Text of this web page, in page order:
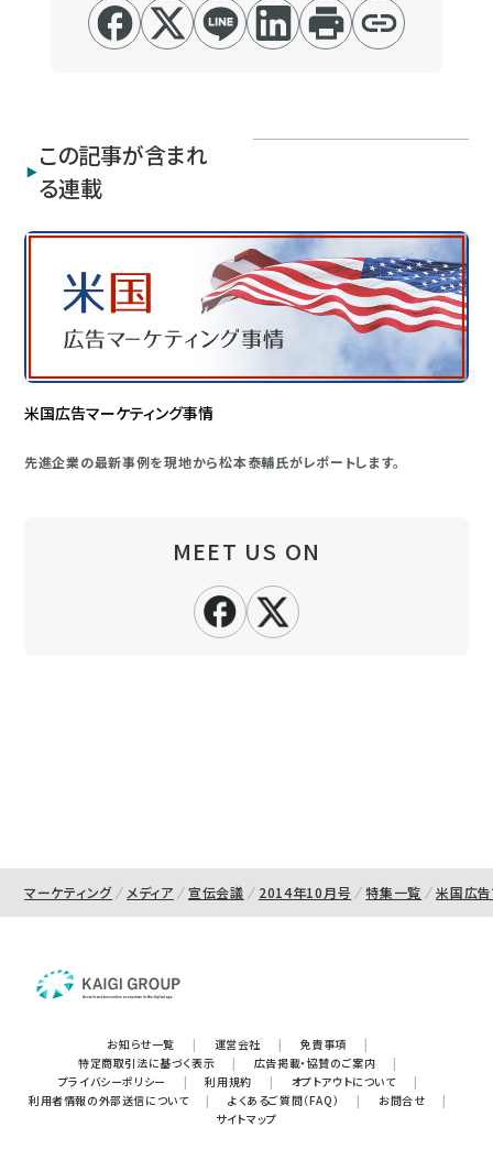
この記事が含まれ
る連載
米国広告マーケティング事情
先進企業の最新事例を現地から松本泰輔氏がレポートします。
MEET US ON
マーケティング メディア 宣伝会議 2014年10月号 特集一覧 米国広告
お知らせ一覧 | 運営会社 | 免責事項
|
特定商取引法に基づく表示
| 広告掲載・協賛のご案内
|
プライバシーポリシー
| 利用規約 | オプトアウトについて
|
利用者情報の外部送信について
| よくあるご質問（FAQ） | お問合せ
|
サイトマップ